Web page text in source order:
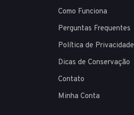
Como Funciona
Perguntas Frequentes
Política de Privacidade
Dicas de Conservação
Contato
Minha Conta